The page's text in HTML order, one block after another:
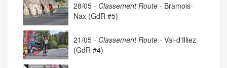
28/05 - Classement Route - Bramois-
Nax (GdR #5)
21/05 - Classement Route - Val-d'Illiez
(GdR #4)